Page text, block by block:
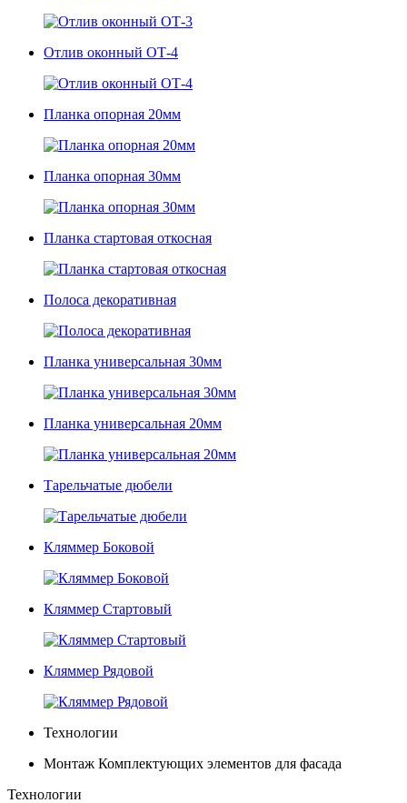
Отлив оконный ОТ-4
Планка опорная 20мм
Планка опорная 30мм
Планка стартовая откосная
Полоса декоративная
Планка универсальная 30мм
Планка универсальная 20мм
Тарельчатые дюбели
Кляммер Боковой
Кляммер Стартовый
Кляммер Рядовой
Технологии
Монтаж Комплектующих элементов для фасада
Технологии